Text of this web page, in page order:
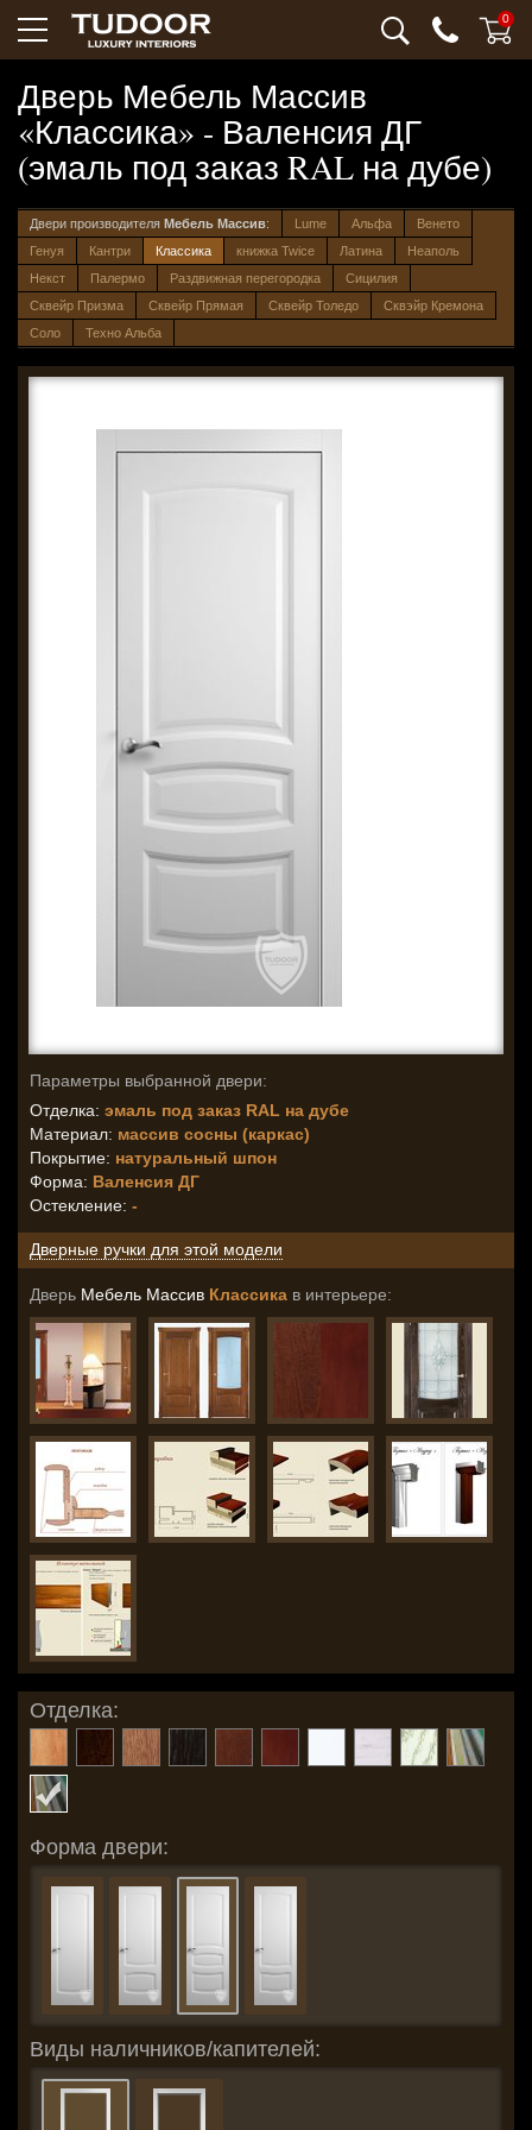
0
Дверь Мебель Массив
«Классика» - Валенсия ДГ
(эмаль под заказ RAL на дубе)
Двери производителя Мебель Массив: Lume Альфа
Венето
Генуя
Кантри Классика книжка Twice Латина
Неаполь
Некст
Палермо Раздвижная перегородка
Сицилия
Сквейр Призма
Сквейр Прямая Сквейр Толедо
Сквэйр Кремона
Соло
Техно Альба
Параметры выбранной двери:
Отделка: эмаль под заказ RAL на дубе
Материал: массив сосны (каркас)
Покрытие: натуральный шпон
Форма: Валенсия ДГ
Остекление: -
Дверные ручки для этой модели
Дверь Мебель Массив Классика в интерьере:
Отделка:
Форма двери:
Виды наличников/капителей: